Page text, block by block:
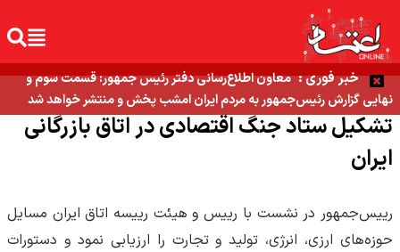
خبر فوری : معاون اطلاع‌رسانی دفتر رئیس جمهور: قسمت سوم و
نهایی گزارش رئیس‌جمهور به مردم ایران امشب پخش و منتشر خواهد شد
تشکیل ستاد جنگ اقتصادی در اتاق بازرگانی
ایران
رییس‌جمهور در نشست با رییس و هیئت رییسه اتاق ایران مسایل
حوزه‌های ارزی، انرژی، تولید و تجارت را ارزیابی نمود و دستورات